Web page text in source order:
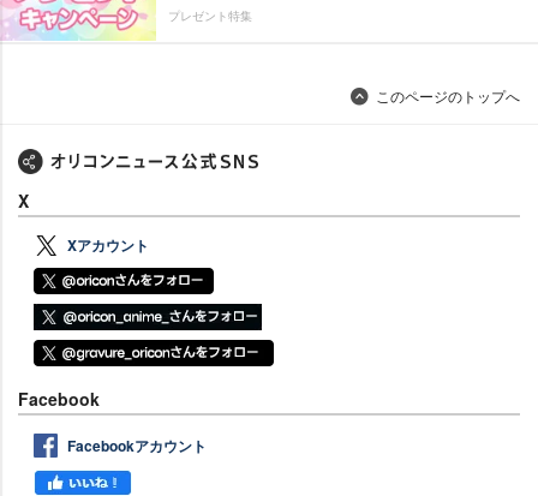
プレゼント特集
このページのトップへ
X
Xアカウント
Facebook
Facebookアカウント